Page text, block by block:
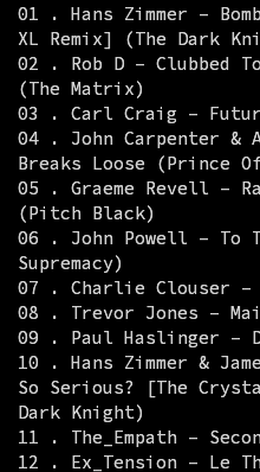
01 . Hans Zimmer –
XL Remix] (The Dark
02 . Rob D – Clubbed
(The Matrix)
03 . Carl Craig –
04 . John Carpenter &
Breaks Loose (Prince
05 . Graeme Revell –
(Pitch Black)
06 . John Powell – To
Supremacy)
07 . Charlie Clouser –
08 . Trevor Jones –
09 . Paul Haslinger –
10 . Hans Zimmer &
So Serious? [The
Dark Knight)
11 . The_Empath –
12 . Ex_Tension – Le